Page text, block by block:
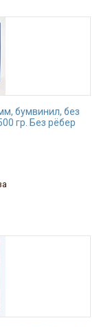
бумвинил, без
гр. Без рёбер